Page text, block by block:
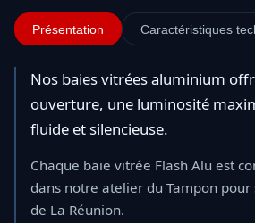
Présentation Caractéristiques
Nos baies vitrées aluminium
ouverture, une luminosité
fluide et silencieuse.
Chaque baie vitrée Flash Alu est
dans notre atelier du Tampon pour
de La Réunion.